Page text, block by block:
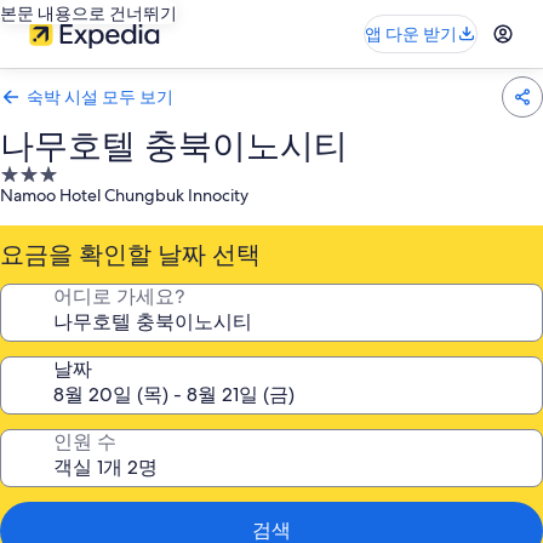
본문 내용으로 건너뛰기
앱 다운 받기
숙박 시설 모두 보기
나무호텔 충북이노시티
3.0
성
급
숙
박
설
Namoo Hotel Chungbuk Innocity
요금을 확인할 날짜 선택
어디로 가세요?
날짜
인원 수
검색